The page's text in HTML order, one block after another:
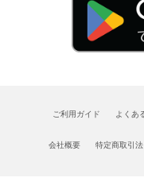
ご利用ガイド よくあ
会社概要 特定商取引法